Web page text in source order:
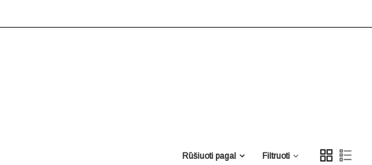
Filtruoti
Rūšiuoti pagal